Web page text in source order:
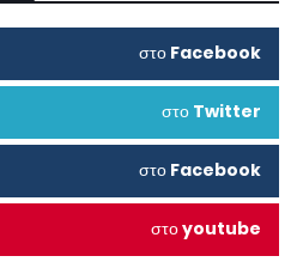
στο Facebook
στο Twitter
στο Facebook
στοyoutube